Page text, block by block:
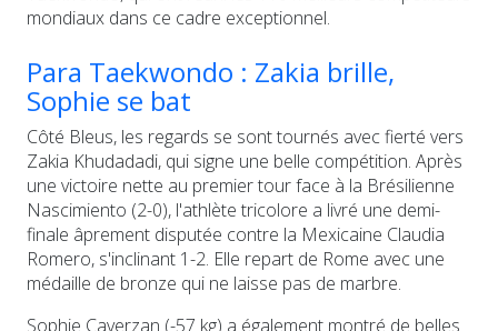
mondiaux dans ce cadre exceptionnel.
Para Taekwondo : Zakia brille,
Sophie se bat
Côté Bleus, les regards se sont tournés avec fierté vers
Zakia Khudadadi, qui signe une belle compétition. Après
une victoire nette au premier tour face à la Brésilienne
Nascimiento (2-0), l'athlète tricolore a livré une demi-
finale âprement disputée contre la Mexicaine Claudia
Romero, s'inclinant 1-2. Elle repart de Rome avec une
médaille de bronze qui ne laisse pas de marbre.
Sophie Caverzan (-57 kg) a également montré de belles